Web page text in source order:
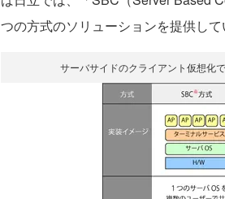
つの方式のソリューションを提供し
サーバサイドのクライアント仮想化